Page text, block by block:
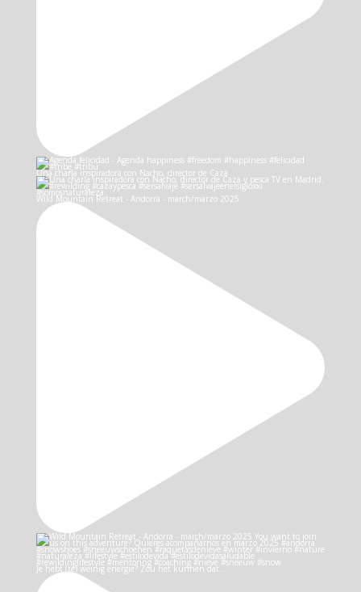
Una charla inspiradora con Nacho, director de Caza
Wild Mountain Retreat - Andorra - march/marzo 2025
Je hebt (te) weinig energie? Zou het kunnen dat…